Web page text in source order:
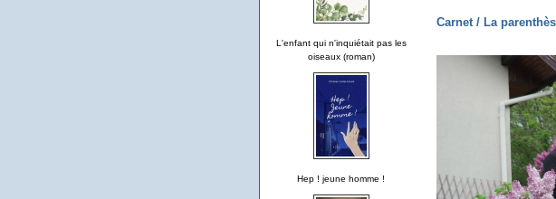
L'enfant qui n'inquiétait pas les
oiseaux (roman)
Hep ! jeune homme !
Carnet / La